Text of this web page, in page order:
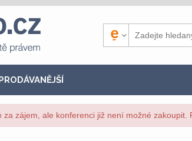
za zájem, ale konferenci již není možné